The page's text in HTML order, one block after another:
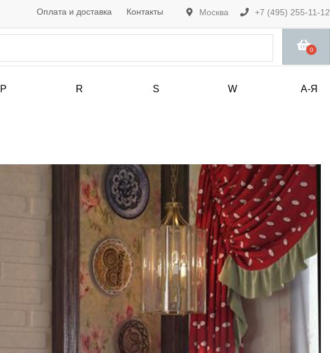
Москва +7 (495) 255-11-12
Оплата и доставка Контакты
0
P R S W А-Я